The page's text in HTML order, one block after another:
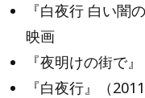
『白夜行 白い闇
映画
『夜明けの街で』
『白夜行』（2011